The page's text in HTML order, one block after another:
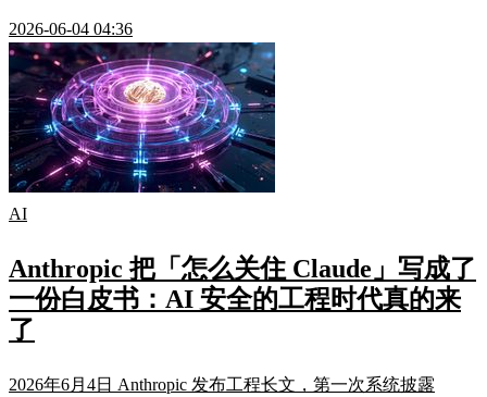
2026-06-04 04:36
AI
Anthropic 把「怎么关住 Claude」写成了
一份白皮书：AI 安全的工程时代真的来
了
2026年6月4日 Anthropic 发布工程长文，第一次系统披露